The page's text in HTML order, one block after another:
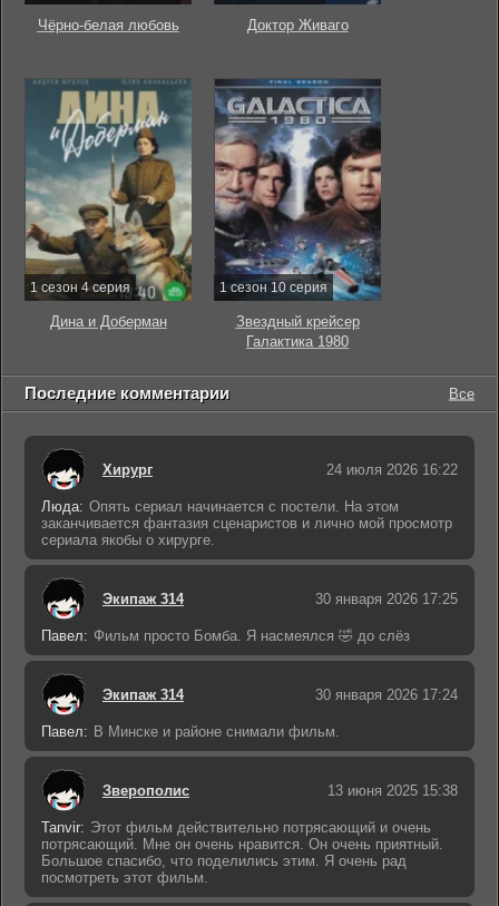
Чёрно-белая любовь Доктор Живаго
1 сезон 4 серия
Дина и Доберман
1 сезон 10 серия
Звездный крейсер
Галактика 1980
Последние комментарии Все
Хирург 24 июля 2026 16:22
Люда: Опять сериал начинается с постели. На этом
заканчивается фантазия сценаристов и лично мой просмотр
сериала якобы о хирурге.
Экипаж 314 30 января 2026 17:25
Павел: Фильм просто Бомба. Я насмеялся 🤣 до слёз
Экипаж 314 30 января 2026 17:24
Павел: В Минске и районе снимали фильм.
Зверополис 13 июня 2025 15:38
Tanvir: Этот фильм действительно потрясающий и очень
потрясающий. Мне он очень нравится. Он очень приятный.
Большое спасибо, что поделились этим. Я очень рад
посмотреть этот фильм.